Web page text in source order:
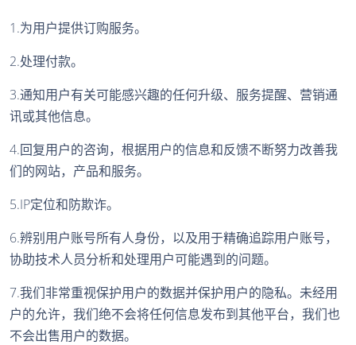
1.为用户提供订购服务。
2.处理付款。
3.通知用户有关可能感兴趣的任何升级、服务提醒、营销通
讯或其他信息。
4.回复用户的咨询，根据用户的信息和反馈不断努力改善我
们的网站，产品和服务。
5.IP定位和防欺诈。
6.辨别用户账号所有人身份，以及用于精确追踪用户账号，
协助技术人员分析和处理用户可能遇到的问题。
7.我们非常重视保护用户的数据并保护用户的隐私。未经用
户的允许，我们绝不会将任何信息发布到其他平台，我们也
不会出售用户的数据。